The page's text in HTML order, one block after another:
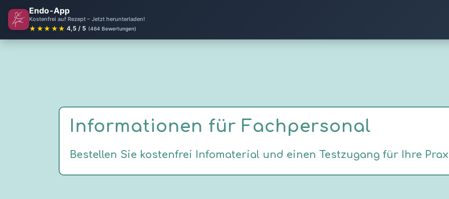
Endo-App
Kostenfrei auf Rezept – Jetzt herunterladen!
★★★★★ 4,5 / 5 (464 Bewertungen)
Informationen für Fachpersonal
Bestellen Sie kostenfrei Infomaterial und einen Testzugang für Ihre